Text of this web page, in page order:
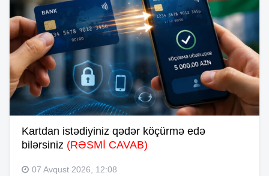
Kartdan istədiyiniz qədər köçürmə edə
bilərsiniz (RƏSMİ CAVAB)
07 Avqust 2026, 12:08